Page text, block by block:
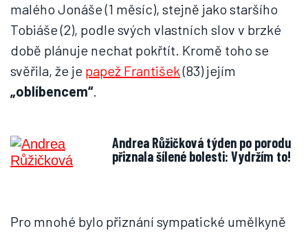
malého Jonáše (1 měsíc), stejně jako staršího
Tobiáše (2), podle svých vlastních slov v brzké
době plánuje nechat pokřtít. Kromě toho se
svěřila, že je papež František(83) jejím
„oblíbencem“.
Andrea Růžičková týden po porodu
přiznala šílené bolesti: Vydržím to!
Pro mnohé bylo přiznání sympatické umělkyně